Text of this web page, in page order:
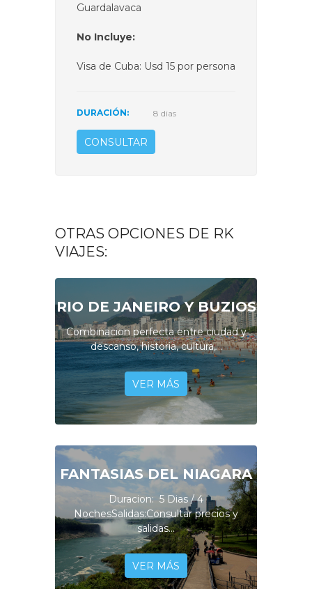
Guardalavaca
No Incluye:
Visa de Cuba: Usd 15 por persona
DURACIÓN: 8 dias
CONSULTAR
OTRAS OPCIONES DE RK
VIAJES:
RIO DE JANEIRO Y BUZIOS
Combinacion perfecta entre ciudad y
descanso, historia, cultura,...
VER MÁS
FANTASIAS DEL NIAGARA
Duracion: 5 Dias / 4
NochesSalidas:Consultar precios y
salidas...
VER MÁS